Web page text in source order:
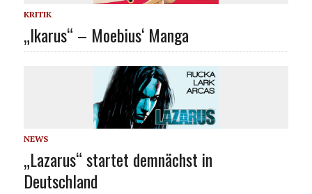
KRITIK
„Ikarus“ – Moebius‘ Manga
NEWS
„Lazarus“ startet demnächst in
Deutschland